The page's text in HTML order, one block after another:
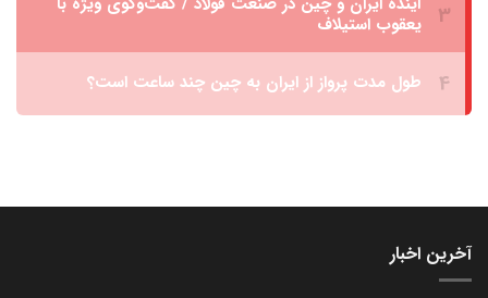
آخرین اخبار